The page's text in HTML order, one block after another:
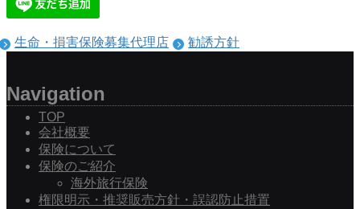
生命・損害保険募集代理店 勧誘方針
Navigation
TOP
会社概要
保険について
保険のご紹介
海外旅行保険
権限明示・推奨販売方針・誤認防止措置